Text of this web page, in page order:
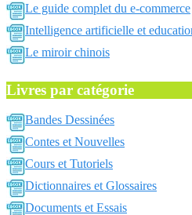
Le guide complet du e-commerce
Intelligence artificielle et
Le miroir chinois
Livres par catégorie
Bandes Dessinées
Contes et Nouvelles
Cours et Tutoriels
Dictionnaires et Glossaires
Documents et Essais